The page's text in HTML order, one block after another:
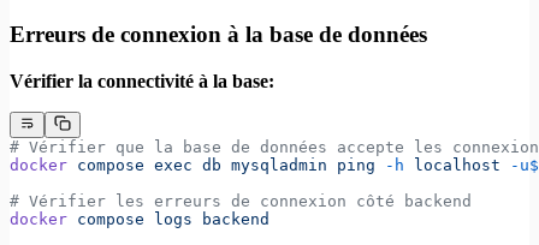
Erreurs de connexion à la base de données
Vérifier la connectivité à la base:
# Vérifier que la base de données accepte les
docker compose exec db mysqladmin ping -h localhost -
# Vérifier les erreurs de connexion côté backend
docker compose logs backend